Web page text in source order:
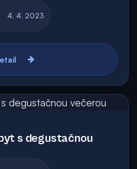
4. 4. 2023
s degustačnou